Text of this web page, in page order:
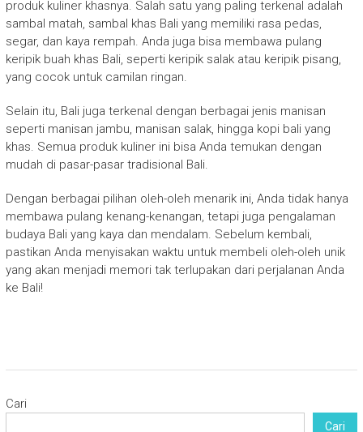
produk kuliner khasnya. Salah satu yang paling terkenal adalah
sambal matah, sambal khas Bali yang memiliki rasa pedas,
segar, dan kaya rempah. Anda juga bisa membawa pulang
keripik buah khas Bali, seperti keripik salak atau keripik pisang,
yang cocok untuk camilan ringan.
Selain itu, Bali juga terkenal dengan berbagai jenis manisan
seperti manisan jambu, manisan salak, hingga kopi bali yang
khas. Semua produk kuliner ini bisa Anda temukan dengan
mudah di pasar-pasar tradisional Bali.
Dengan berbagai pilihan oleh-oleh menarik ini, Anda tidak hanya
membawa pulang kenang-kenangan, tetapi juga pengalaman
budaya Bali yang kaya dan mendalam. Sebelum kembali,
pastikan Anda menyisakan waktu untuk membeli oleh-oleh unik
yang akan menjadi memori tak terlupakan dari perjalanan Anda
ke Bali!
Cari
Cari